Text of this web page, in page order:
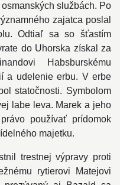
službách. Po
zajatca poslal
Odtiaľ sa so šťastím
do Uhorska získal za
Habsburskému
a udelenie erbu. V erbe
statočnosti. Symbolom
labe leva. Marek a jeho
používať prídomok
majetku.
trestnej výpravy proti
rytierovi Matejovi